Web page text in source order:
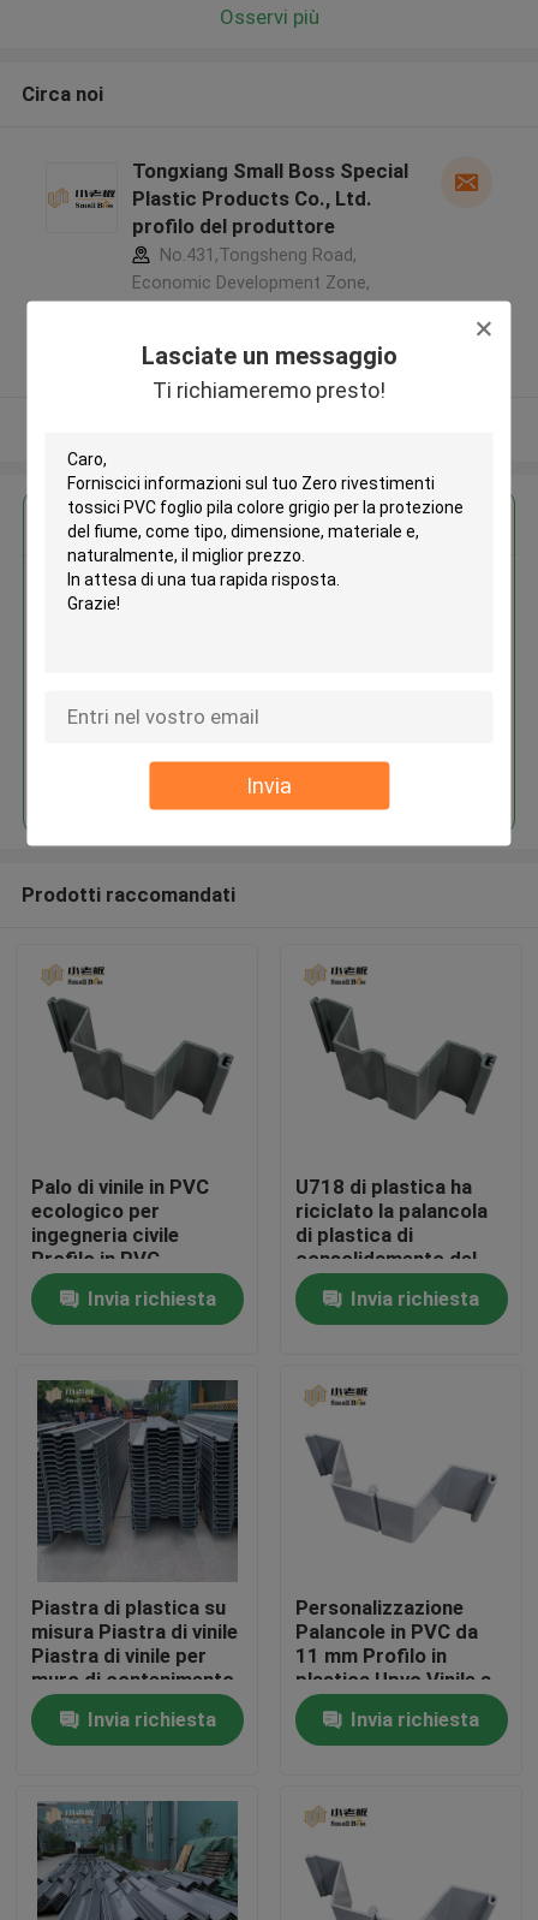
Lasciate un messaggio
Ti richiameremo presto!
Invia
Casa
Prodotti
Circa noi
Giro della fabbrica
Controllo di qualità
Contattici
blog
Medi filtranti MBBR
Bio- media di MBBR
Osservi più
Circa noi
Tongxiang Small Boss Special
Plastic Products Co., Ltd.
profilo del produttore
No.431,Tongsheng Road,
Economic Development Zone,
Fornitore verificato
Ottieni il miglior prezzo per
Zero rivestimenti tossici PVC
Continua
Prodotti raccomandati
Palo di vinile in PVC
ecologico per
ingegneria civile
Profilo in PVC
Invia richiesta
U718 di plastica ha
riciclato la palancola
di plastica di
consolidamento del
letto di fiume di
consolidamento
dell'argine delle
Invia richiesta
Piastra di plastica su
misura Piastra di vinile
Piastra di vinile per
muro di contenimento
Soluzione di lago
d'acquaInvia richiesta
Personalizzazione
Palancole in PVC da
11 mm Profilo in
plastica Upvc Vinile a
forma di z in plastica
Invia richiesta